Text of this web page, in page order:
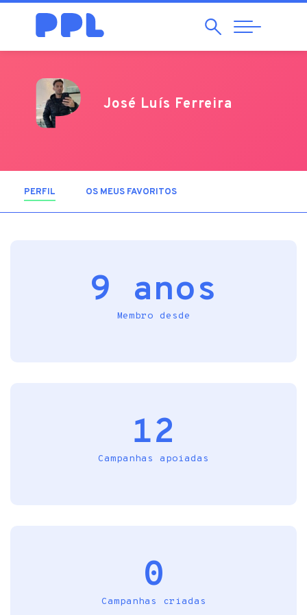
Pesquisar
Abrir
Navegação
José Luís Ferreira
PERFIL (SEPARADOR ATIVO)
OS MEUS FAVORITOS
9 anos
Membro desde
12
Campanhas apoiadas
0
Campanhas criadas